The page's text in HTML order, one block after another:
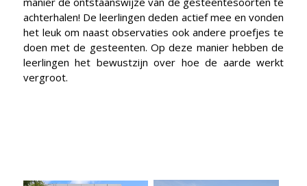
achterhalen! De leerlingen deden actief mee en vonden
het leuk om naast observaties ook andere proefjes te
doen met de gesteenten. Op deze manier hebben de
leerlingen het bewustzijn over hoe de aarde werkt
vergroot.